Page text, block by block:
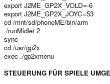
export J2ME_GP2X_VOLD=-6
export J2ME_GP2X_JOYC=53
cd /mnt/sd/phoneME/bin/arm
./runMidlet 2
sync
cd /usr/gp2x
exec ./gp2xmenu
STEUERUNG FÜR SPIELE